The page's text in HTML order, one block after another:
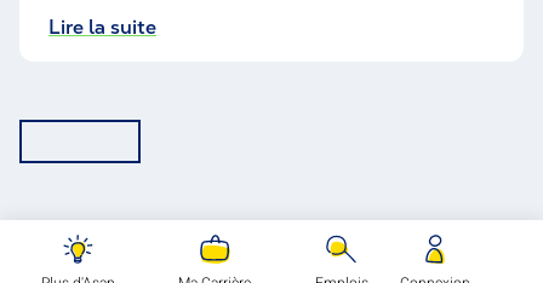
Lire la suite